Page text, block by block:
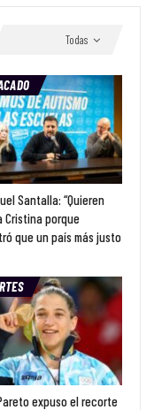
Todas
Santalla: “Quieren
Cristina porque
que un país más justo
expuso el recorte